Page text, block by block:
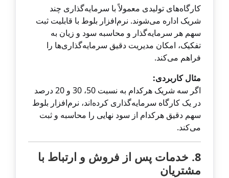
کارگاه‌های تولیدی معمولاً با سرمایه‌گذاری چند
شریک اداره می‌شوند. نرم‌افزار بلوط با قابلیت ثبت
سهم هر سرمایه‌گذار و محاسبه سود و زیان به
تفکیک، امکان مدیریت دقیق سرمایه‌گذاری‌ها را
فراهم می‌کند.
مثال کاربردی:
اگر سه شریک هرکدام به نسبت 50، 30 و 20 درصد
در یک کارگاه سرمایه‌گذاری کرده‌اند، نرم‌افزار بلوط
سهم دقیق هرکدام از سود نهایی را محاسبه و ثبت
می‌کند.
8. خدمات پس از فروش و ارتباط با
مشتریان